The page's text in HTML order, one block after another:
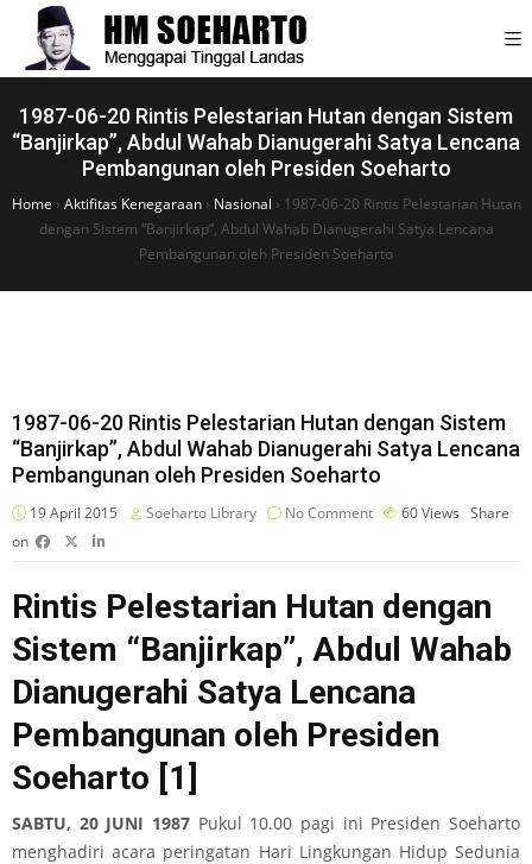
1987-06-20 Rintis Pelestarian Hutan dengan Sistem
“Banjirkap”, Abdul Wahab Dianugerahi Satya Lencana
Pembangunan oleh Presiden Soeharto
Home › Aktifitas Kenegaraan› Nasional › 1987-06-20 Rintis Pelestarian Hutan
dengan Sistem “Banjirkap”, Abdul Wahab Dianugerahi Satya Lencana
Pembangunan oleh Presiden Soeharto
1987-06-20 Rintis Pelestarian Hutan dengan Sistem
“Banjirkap”, Abdul Wahab Dianugerahi Satya Lencana
Pembangunan oleh Presiden Soeharto
19 April 2015 Soeharto Library No Comment 60Views Share
on
Rintis Pelestarian Hutan dengan
Sistem “Banjirkap”, Abdul Wahab
Dianugerahi Satya Lencana
Pembangunan oleh Presiden
Soeharto [1]
SABTU, 20 JUNI 1987 Pukul 10.00 pagi ini Presiden Soeharto
menghadiri acara peringatan Hari Lingkungan Hidup Sedunia